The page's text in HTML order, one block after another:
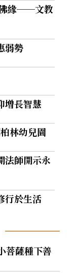
佛緣──文教
弱勢
增長智慧
林幼兒園
師開示永
行於生活
菩薩種下善